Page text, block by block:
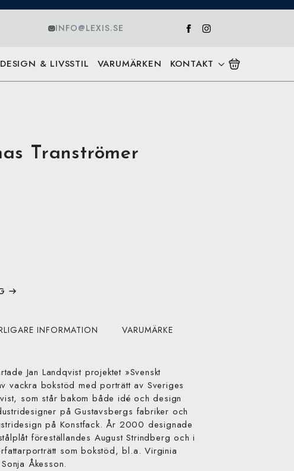
INFO@LEXIS.SE
DESIGN & LIVSSTIL VARUMÄRKEN KONTAKT
Tranströmer
INFORMATION VARUMÄRKE
Jan Landqvist projektet »Svenskt
vackra bokstöd med porträtt av Sveriges
som står bakom både idé och design
på Gustavsbergs fabriker och
på Konstfack. År 2000 designade
föreställandes August Strindberg och i
som bokstöd, bl.a. Virginia
Åkesson.